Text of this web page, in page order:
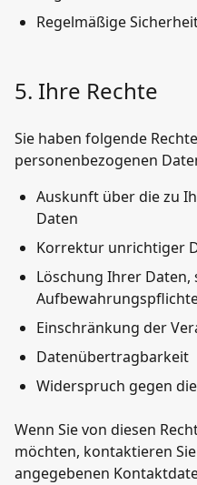
Regelmäßige
5. Ihre Rechte
Sie haben folgende
personenbezogenen
Auskunft über die zu
Daten
Korrektur unrichtiger
Löschung Ihrer Daten,
Einschränkung der
Datenübertragbarkeit
Widerspruch gegen
Wenn Sie von diesen
möchten, kontaktieren
angegebenen